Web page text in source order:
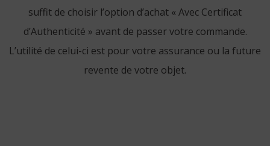
suffit de choisir l’option d’achat « Avec Certificat
d’Authenticité » avant de passer votre commande.
L’utilité de celui-ci est pour votre assurance ou la future
revente de votre objet.